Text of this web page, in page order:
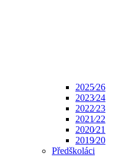
2025⁄26
2023⁄24
2022⁄23
2021⁄22
2020⁄21
2019⁄20
Předškoláci